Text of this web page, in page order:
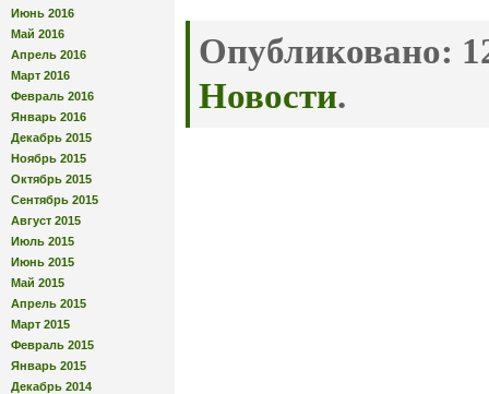
Июнь 2016
Май 2016
Апрель 2016
Март 2016
Февраль 2016
Январь 2016
Декабрь 2015
Ноябрь 2015
Октябрь 2015
Сентябрь 2015
Август 2015
Июль 2015
Июнь 2015
Май 2015
Апрель 2015
Март 2015
Февраль 2015
Январь 2015
Декабрь 2014
Опубликовано:
Новости.